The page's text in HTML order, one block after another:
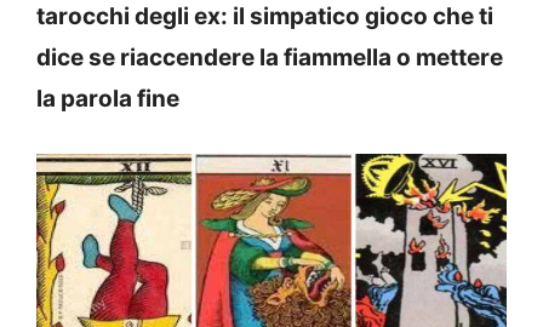
tarocchi degli ex: il simpatico gioco che ti
dice se riaccendere la fiammella o mettere
la parola fine